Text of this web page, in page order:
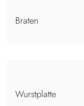
Braten
Wurstplatte